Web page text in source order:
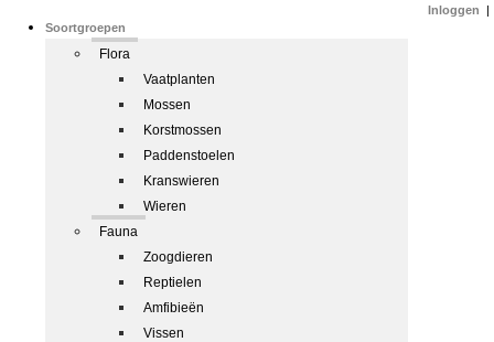
Soortgroepen
Flora
Vaatplanten
Mossen
Korstmossen
Paddenstoelen
Kranswieren
Wieren
Fauna
Zoogdieren
Reptielen
Amfibieën
Vissen
Inloggen |